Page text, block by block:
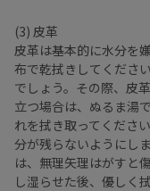
(3) 皮革
皮革は基本的に水分を
布で乾拭きしてくださ
でしょう。その際、皮
立つ場合は、ぬるま湯
れを拭き取ってくださ
分が残らないようにし
は、無理矢理はがすと
し湿らせた後、優しく